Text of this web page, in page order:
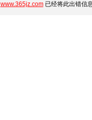
www.365jz.com已经将此出错信